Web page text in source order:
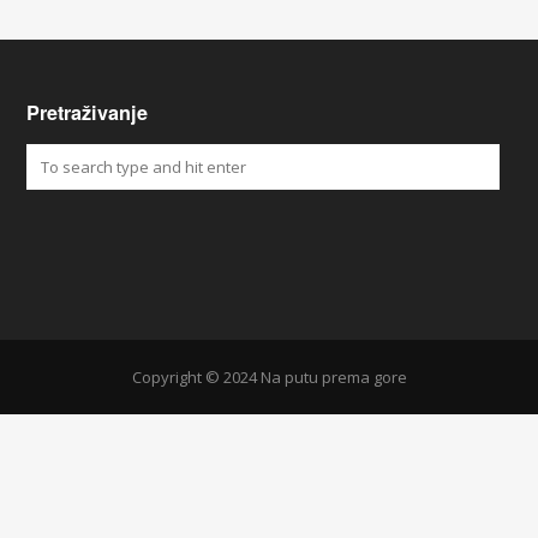
Pretraživanje
Copyright © 2024 Na putu prema gore